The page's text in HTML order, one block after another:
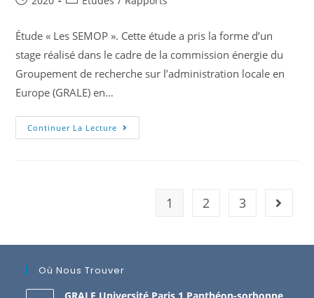
Étude « Les SEMOP ». Cette étude a pris la forme d’un
stage réalisé dans le cadre de la commission énergie du
Groupement de recherche sur l’administration locale en
Europe (GRALE) en…
Continuer La Lecture
1 2 3
Où Nous Trouver